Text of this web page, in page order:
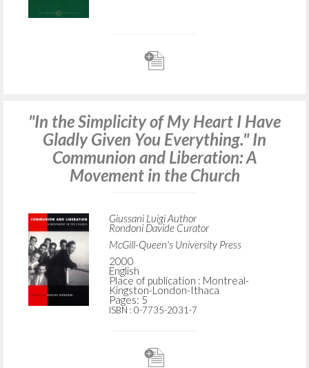
"In the Simplicity of My Heart I Have
Gladly Given You Everything." In
Communion and Liberation: A
Movement in the Church
Giussani Luigi Author
Rondoni Davide Curator
McGill-Queen's University Press
2000
English
Place of publication : Montreal-
Kingston-London-Ithaca
Pages: 5
ISBN : 0-7735-2031-7